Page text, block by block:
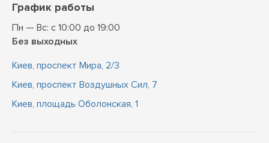
График работы
Пн — Вс: с 10:00 до 19:00
Без выходных
Киев, проспект Мира, 2/3
Киев, проспект Воздушных Сил, 7
Киев, площадь Оболонская, 1